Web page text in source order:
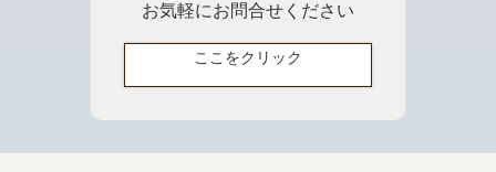
お気軽にお問合せください
ここをクリック